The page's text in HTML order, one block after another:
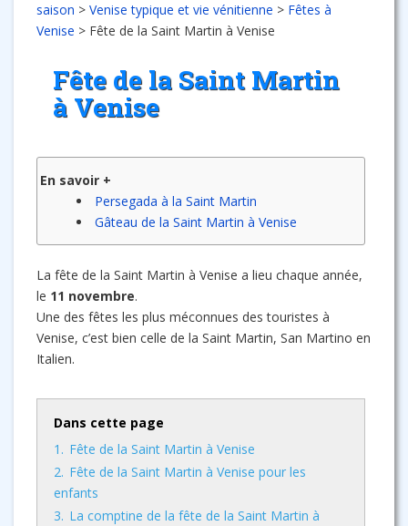
saison > Venise typique et vie vénitienne > Fêtes à
Venise > Fête de la Saint Martin à Venise
Fête de la Saint Martin
à Venise
En savoir +
Persegada à la Saint Martin
Gâteau de la Saint Martin à Venise
La fête de la Saint Martin à Venise a lieu chaque année,
le 11 novembre.
Une des fêtes les plus méconnues des touristes à
Venise, c’est bien celle de la Saint Martin, San Martino en
Italien.
Dans cette page
1. Fête de la Saint Martin à Venise
2. Fête de la Saint Martin à Venise pour les
enfants
3. La comptine de la fête de la Saint Martin à